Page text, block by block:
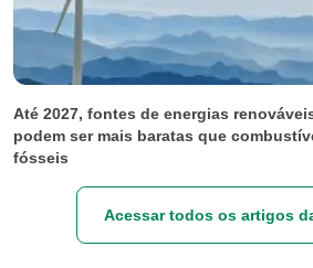
Até 2027, fontes de energias
podem ser mais baratas que
fósseis
Acessar todos os artigos